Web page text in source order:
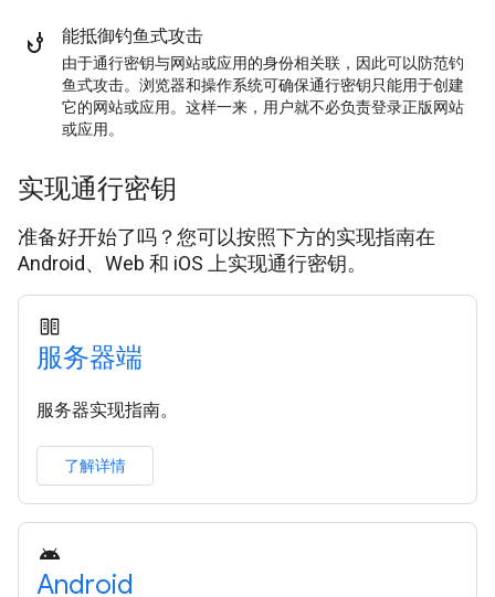
能抵御钓鱼式攻击
由于通行密钥与网站或应用的身份相关联，因此可以防范钓
鱼式攻击。浏览器和操作系统可确保通行密钥只能用于创建
它的网站或应用。这样一来，用户就不必负责登录正版网站
或应用。
实现通行密钥
准备好开始了吗？您可以按照下方的实现指南在
Android、Web 和 iOS 上实现通行密钥。
服务器端
服务器实现指南。
了解详情
Android